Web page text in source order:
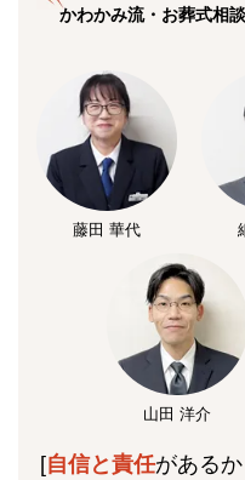
かわかみ流・お葬式相
藤田 華代
山田 洋介
[自信と責任がある